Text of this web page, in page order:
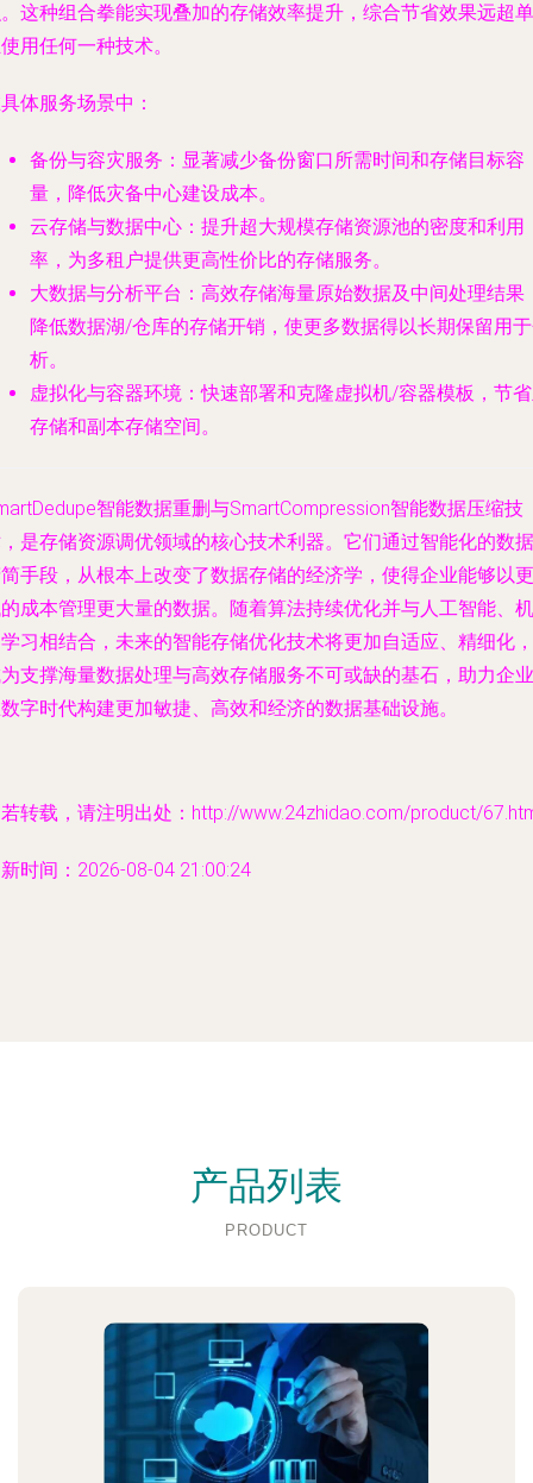
这种组合拳能实现叠加的存储效率提升，综合节省效果远超单
用任何一种技术。
体服务场景中：
备份与容灾服务 ：显著减少备份窗口所需时间和存储目标容
量，降低灾备中心建设成本。
云存储与数据中心 ：提升超大规模存储资源池的密度和利用
率，为多租户提供更高性价比的存储服务。
大数据与分析平台 ：高效存储海量原始数据及中间处理结果
降低数据湖/仓库的存储开销，使更多数据得以长期保留用
析。
虚拟化与容器环境 ：快速部署和克隆虚拟机/容器模板，节
存储和副本存储空间。
智能数据重删与SmartCompression智能数据压缩技
是存储资源调优领域的核心技术利器。它们通过智能化的数据
手段，从根本上改变了数据存储的经济学，使得企业能够以更
成本管理更大量的数据。随着算法持续优化并与人工智能、机
习相结合，未来的智能存储优化技术将更加自适应、精细化，
支撑海量数据处理与高效存储服务不可或缺的基石，助力企业
字时代构建更加敏捷、高效和经济的数据基础设施。
转载，请注明出处：http://www.24zhidao.com/product/
时间：2026-08-04 21:00:24
产品列表
PRODUCT